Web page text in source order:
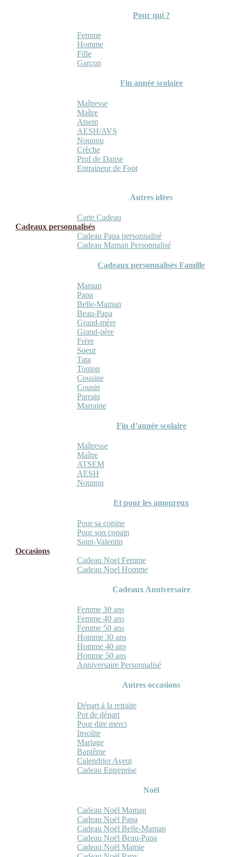
Pour qui ?
Femme
Homme
Fille
Garçon
Fin année scolaire
Maîtresse
Maître
Atsem
AESH/AVS
Nounou
Crèche
Prof de Danse
Entraineur de Foot
Autres idées
Carte Cadeau
Cadeaux personnalisés
Cadeau Papa personnalisé
Cadeau Maman Personnalisé
Cadeaux personnalisés Famille
Maman
Papa
Belle-Maman
Beau-Papa
Grand-mère
Grand-père
Frère
Soeur
Tata
Tonton
Cousine
Cousin
Parrain
Marraine
Fin d’année scolaire
Maîtresse
Maître
ATSEM
AESH
Nounou
Et pour les amoureux
Pour sa copine
Pour son copain
Saint-Valentin
Occasions
Cadeau Noel Femme
Cadeau Noel Homme
Cadeaux Anniversaire
Femme 30 ans
Femme 40 ans
Femme 50 ans
Homme 30 ans
Homme 40 ans
Homme 50 ans
Anniversaire Personnalisé
Autres occasions
Départ à la retraite
Pot de départ
Pour dire merci
Insolite
Mariage
Baptême
Calendrier Avent
Cadeau Entreprise
Noël
Cadeau Noël Maman
Cadeau Noël Papa
Cadeau Noël Belle-Maman
Cadeau Noël Beau-Papa
Cadeau Noël Mamie